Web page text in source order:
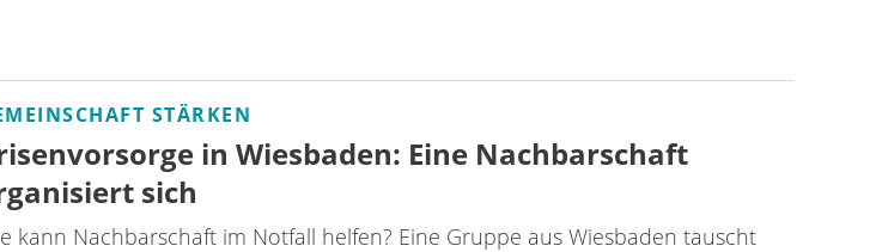
STÄRKEN
in Wiesbaden: Eine Nachbarschaft
sich
kann Nachbarschaft im Notfall helfen? Eine Gruppe aus Wiesbaden tauscht